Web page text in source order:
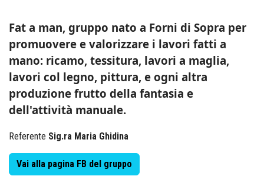
Fat a man, gruppo nato a Forni di Sopra per
promuovere e valorizzare i lavori fatti a
mano: ricamo, tessitura, lavori a maglia,
lavori col legno, pittura, e ogni altra
produzione frutto della fantasia e
dell'attività manuale.
Referente Sig.ra Maria Ghidina
Vai alla pagina FB del gruppo